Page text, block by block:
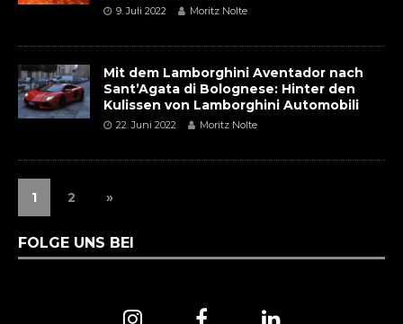
9. Juli 2022 Moritz Nolte
Mit dem Lamborghini Aventador nach
Sant’Agata di Bolognese: Hinter den
Kulissen von Lamborghini Automobili
22. Juni 2022 Moritz Nolte
1 2 »
FOLGE UNS BEI